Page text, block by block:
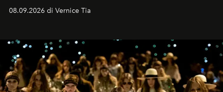
contemporaneo.
08.09.2026 di Vernice Tia